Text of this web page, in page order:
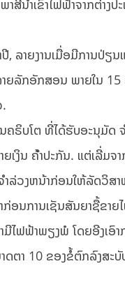
າສີນໍາເຂົ້າໄຟຟ້າຈາກຕ່າ
, ລາຍງານເມື່ອມີການປ່ຽ
າຍລັກອັກສອນ ພາຍໃນ
ຄຣິບໂຕ ທີ່ໄດ້ຮັບອະນຸມັດ
ງິນ ຄ້ໍາປະກັນ. ແຕ່ເລີ່ມ
ລ່ວງຫນ້າກ່ອນໃຫ້ລັດວິສ
ອນການເຊັນສັນຍາຊື້ຂາຍ
ມີໄຟຟ້າພຽງພໍ ໂດຍອີງເ
ດຕາ 10 ຂອງຂໍ້ຕົກລົງສ